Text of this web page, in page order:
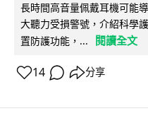
長時間高音量佩戴耳機可能
大聽力受損警號，介紹科學
置防護功能，...
閱讀全文
14 分享